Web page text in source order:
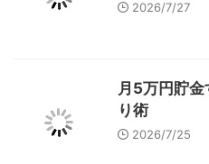
2026/7/27
月5万円貯金
り術
2026/7/25